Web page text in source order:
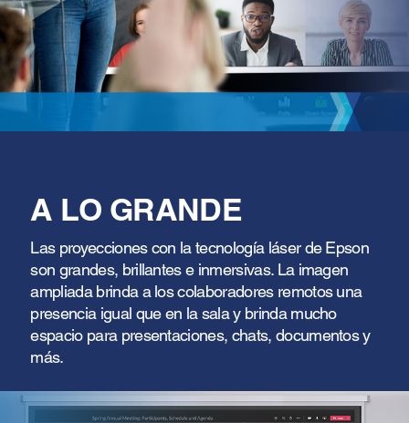
A LO GRANDE
Las proyecciones con la tecnología láser de Epson
son grandes, brillantes e inmersivas. La imagen
ampliada brinda a los colaboradores remotos una
presencia igual que en la sala y brinda mucho
espacio para presentaciones, chats, documentos y
más.